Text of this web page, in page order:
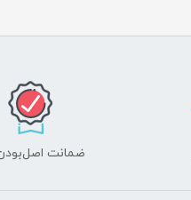
ضمانت اصل‌بودن